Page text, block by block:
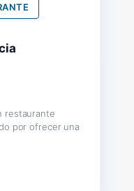
restaurante
por ofrecer una